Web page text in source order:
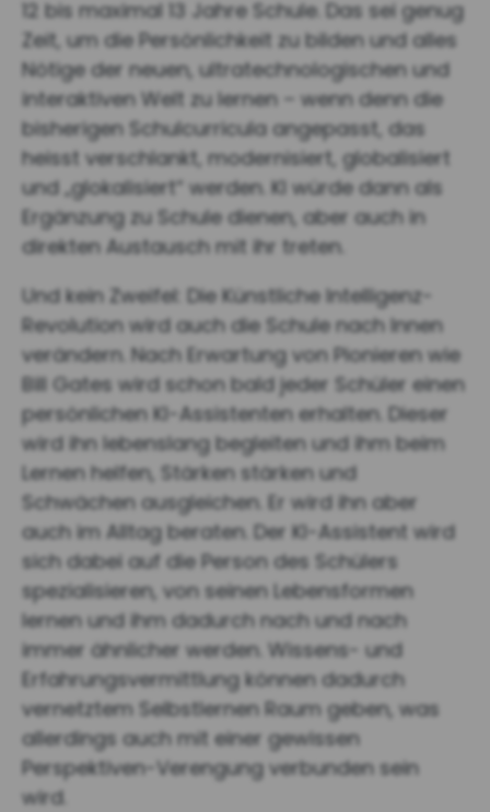
12 bis maximal 13 Jahre Schule. Das sei genug
Zeit, um die Persönlichkeit zu bilden und alles
Nötige der neuen, ultratechnologischen und
interaktiven Welt zu lernen – wenn denn die
bisherigen Schulcurricula angepasst, das
heisst verschlankt, modernisiert, globalisiert
und „glokalisiert“ werden. KI würde dann als
Ergänzung zu Schule dienen, aber auch in
direkten Austausch mit ihr treten.
Und kein Zweifel: Die Künstliche Intelligenz-
Revolution wird auch die Schule nach Innen
verändern. Nach Erwartung von Pionieren wie
Bill Gates wird schon bald jeder Schüler einen
persönlichen KI-Assistenten erhalten. Dieser
wird ihn lebenslang begleiten und ihm beim
Lernen helfen, Stärken stärken und
Schwächen ausgleichen. Er wird ihn aber
auch im Alltag beraten. Der KI-Assistent wird
sich dabei auf die Person des Schülers
spezialisieren, von seinen Lebensformen
lernen und ihm dadurch nach und nach
immer ähnlicher werden. Wissens- und
Erfahrungsvermittlung können dadurch
vernetztem Selbstlernen Raum geben, was
allerdings auch mit einer gewissen
Perspektiven-Verengung verbunden sein
wird.